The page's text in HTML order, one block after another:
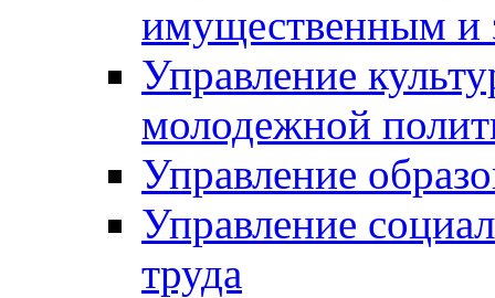
имущественным и
Управление
молодежной
Управление
Управление
труда